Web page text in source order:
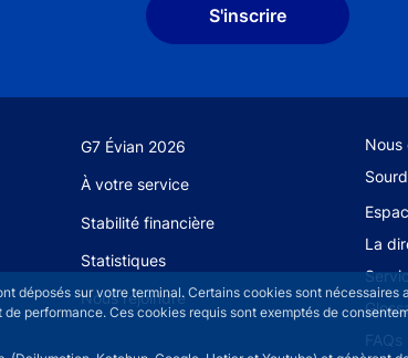
déposés sur votre terminal. Certains cookies sont nécessaires
performance. Ces cookies requis sont exemptés de
S'inscrire
G7 Évian 2026
À votre service
Stabilité financière
Statistiques
Nous rejoindre
Footer
Nous
La
FAQs